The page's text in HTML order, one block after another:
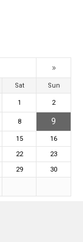
»
Sat Sun
1 2
8 9
15
16
22
23
29 30